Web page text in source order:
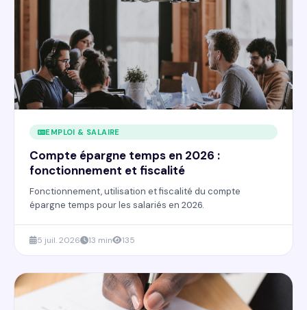
EMPLOI & SALAIRE
Compte épargne temps en 2026 :
fonctionnement et fiscalité
Fonctionnement, utilisation et fiscalité du compte
épargne temps pour les salariés en 2026.
5 juil. 2026 13 min 135